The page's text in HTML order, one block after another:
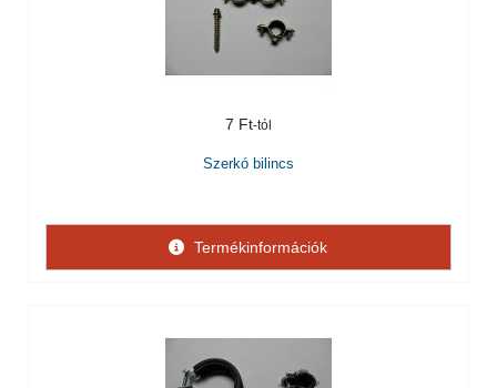
7 Ft
Szerkó bilincs
Termékinformációk